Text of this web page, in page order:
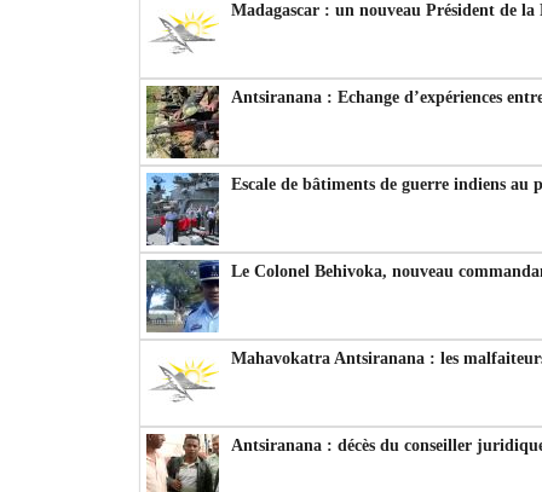
Madagascar : un nouveau Président de
Antsiranana : Echange d’expériences
Escale de bâtiments de guerre indiens au
Le Colonel Behivoka, nouveau
Mahavokatra Antsiranana : les
Antsiranana : décès du conseiller